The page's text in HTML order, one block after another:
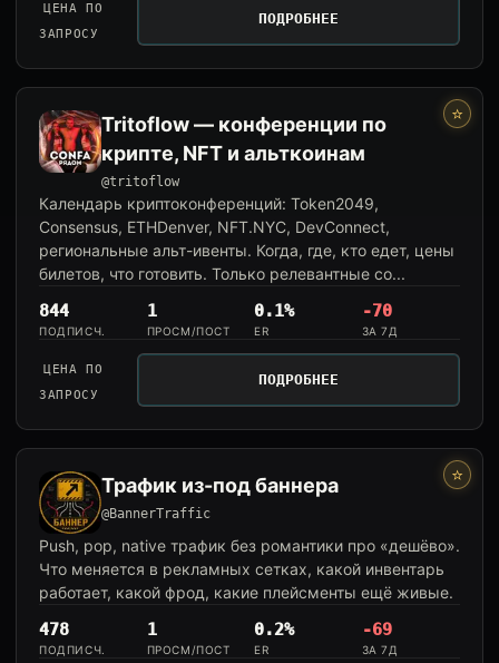
ЦЕНА ПО
ЗАПРОСУ
ПОДРОБНЕЕ
⭐
Tritoflow — конференции по
крипте, NFT и альткоинам
@tritoflow
Календарь криптоконференций: Token2049,
Consensus, ETHDenver, NFT.NYC, DevConnect,
региональные альт-ивенты. Когда, где, кто едет, цены
билетов, что готовить. Только релевантные со...
844
ПОДПИСЧ.
1
ПРОСМ/ПОСТ
0.1%
ER
-70
ЗА 7Д
ЦЕНА ПО
ЗАПРОСУ
ПОДРОБНЕЕ
⭐
Трафик из-под баннера
@BannerTraffic
Push, pop, native трафик без романтики про «дешёво».
Что меняется в рекламных сетках, какой инвентарь
работает, какой фрод, какие плейсменты ещё живые.
478
ПОДПИСЧ.
1
ПРОСМ/ПОСТ
0.2%
ER
-69
ЗА 7Д